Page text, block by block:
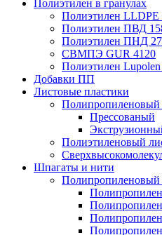
Полиэтилен в гранулах
Полиэтилен
Полиэтилен ПВД
Полиэтилен ПНД
СВМПЭ GUR 4120
Полиэтилен
Добавки ПП
Листовые пластики
Прессованый
Полиэтиленовый
Шпагаты и нити
Полипропиленовый